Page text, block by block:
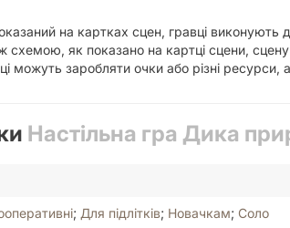
на картках сцен, гравці виконують
схемою, як показано на картці сцени,
можуть заробляти очки або різні ресурси,
Настільна гра Дика
; Для підлітків; Новачкам; Соло